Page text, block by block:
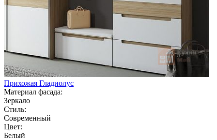
Прихожая Гладиолус
Материал фасада:
Зеркало
Стиль:
Современный
Цвет:
Белый